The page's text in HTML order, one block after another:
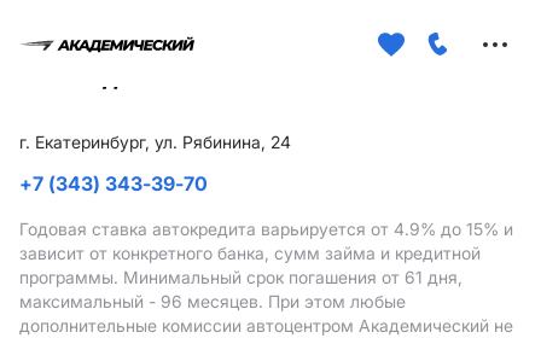
г. Екатеринбург, ул. Рябинина, 24
+7 (343) 343-39-70
Годовая ставка автокредита варьируется от 4.9% до 15% и
зависит от конкретного банка, сумм займа и кредитной
программы. Минимальный срок погашения от 61 дня,
максимальный - 96 месяцев. При этом любые
дополнительные комиссии автоцентром Академический не